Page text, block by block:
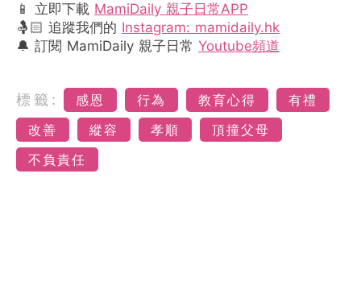
📱 立即下載 MamiDaily 親子日常APP
🤱🏻 追蹤我們的 Instagram: mamidaily.hk
🔔 訂閱 MamiDaily 親子日常 Youtube頻道
標籤: 感恩 行為 教育心得
有禮
改善
縱容 孝順
頂撞父母
不負責任